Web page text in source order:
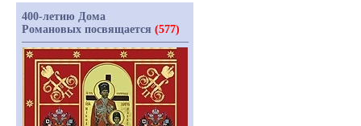
400-летию Дома
Романовых посвящается (577)